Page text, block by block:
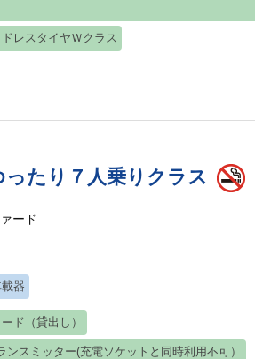
ドレスタイヤＷクラス
たり７人乗りクラス
ード
器
ド（貸出し）
ンスミッター(充電ソケットと同時利用不可）